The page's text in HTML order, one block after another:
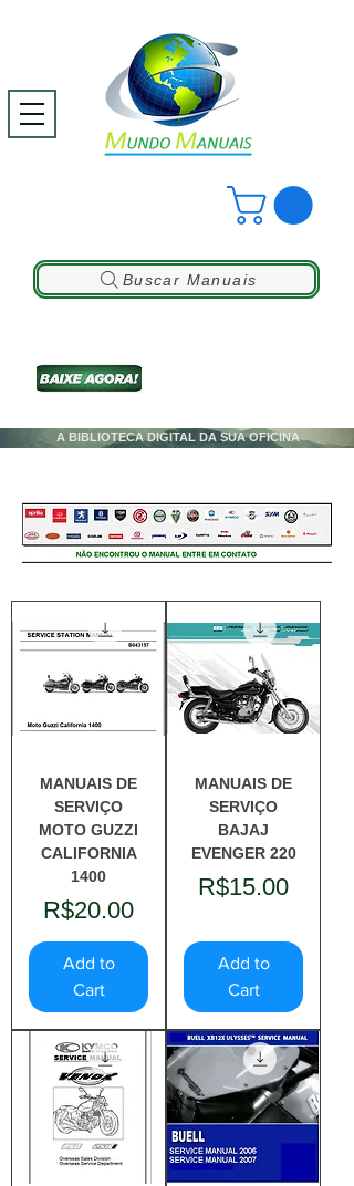
A BIBLIOTECA DIGITAL DA SUA OFICINA
Buscar Manuais
MANUAIS DE
SERVIÇO
MOTO GUZZI
CALIFORNIA
1400
Price
R$20.00
Add to
Cart
MANUAIS DE
SERVIÇO
BAJAJ
EVENGER 220
Price
R$15.00
Add to
Cart